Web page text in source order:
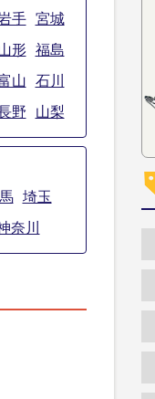
手
宮城
形
福島
山
石川
野 山梨
埼玉
奈川